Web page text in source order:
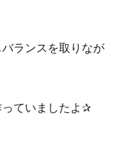
ランスを取りなが
ていましたよ✰